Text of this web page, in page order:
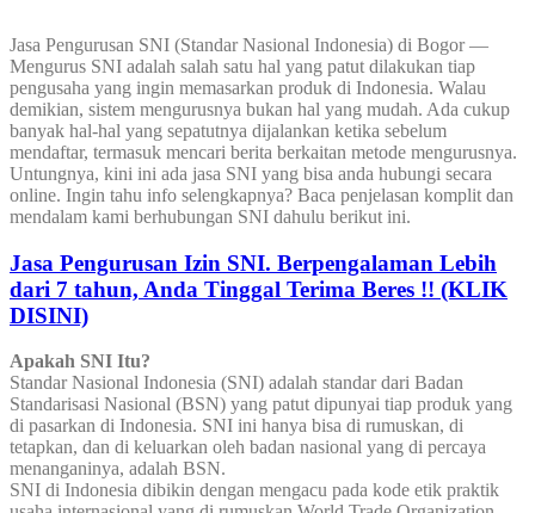
Jasa Pengurusan SNI (Standar Nasional Indonesia) di Bogor —
Mengurus SNI adalah salah satu hal yang patut dilakukan tiap
pengusaha yang ingin memasarkan produk di Indonesia. Walau
demikian, sistem mengurusnya bukan hal yang mudah. Ada cukup
banyak hal-hal yang sepatutnya dijalankan ketika sebelum
mendaftar, termasuk mencari berita berkaitan metode mengurusnya.
Untungnya, kini ini ada jasa SNI yang bisa anda hubungi secara
online. Ingin tahu info selengkapnya? Baca penjelasan komplit dan
mendalam kami berhubungan SNI dahulu berikut ini.
Jasa Pengurusan Izin SNI. Berpengalaman Lebih
dari 7 tahun, Anda Tinggal Terima Beres !! (KLIK
DISINI)
Apakah SNI Itu?
Standar Nasional Indonesia (SNI) adalah standar dari Badan
Standarisasi Nasional (BSN) yang patut dipunyai tiap produk yang
di pasarkan di Indonesia. SNI ini hanya bisa di rumuskan, di
tetapkan, dan di keluarkan oleh badan nasional yang di percaya
menanganinya, adalah BSN.
SNI di Indonesia dibikin dengan mengacu pada kode etik praktik